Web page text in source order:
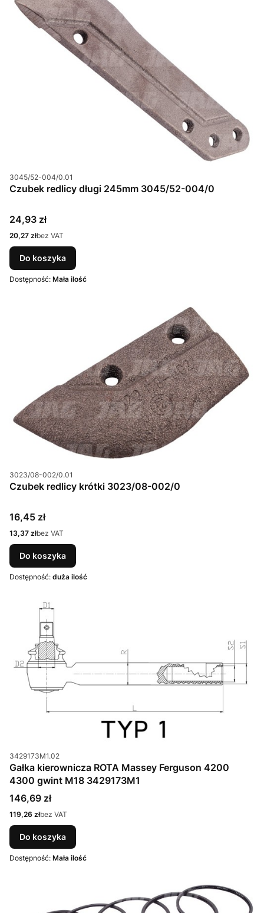
Kod produktu
3045/52-004/0.01
Czubek redlicy długi 245mm 3045/52-004/0
Cena
24,93 zł
Cena
20,27 złbez VAT
Do koszyka
Dostępność: Mała ilość
Kod produktu
3023/08-002/0.01
Czubek redlicy krótki 3023/08-002/0
Cena
16,45 zł
Cena
13,37 złbez VAT
Do koszyka
Dostępność: duża ilość
Kod produktu
3429173M1.02
Gałka kierownicza ROTA Massey Ferguson 4200
4300 gwint M18 3429173M1
Cena
146,69 zł
Cena
119,26 złbez VAT
Do koszyka
Dostępność: Mała ilość